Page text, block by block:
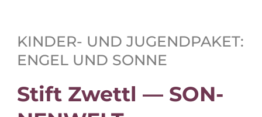
KIN­DER- UND JU­GEND­PA­KET:
EN­GEL UND SONNE
Stift Zwettl — SON­